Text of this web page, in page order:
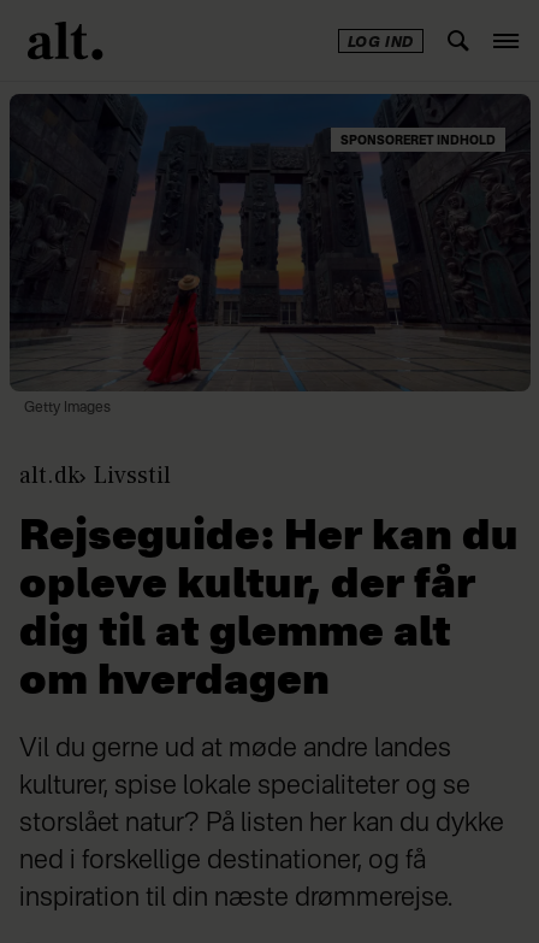
LOG IND
SPONSORERET INDHOLD
Getty Images
alt.dk Livsstil
Rejseguide: Her kan du
opleve kultur, der får
dig til at glemme alt
om hverdagen
Vil du gerne ud at møde andre landes
kulturer, spise lokale specialiteter og se
storslået natur? På listen her kan du dykke
ned i forskellige destinationer, og få
inspiration til din næste drømmerejse.